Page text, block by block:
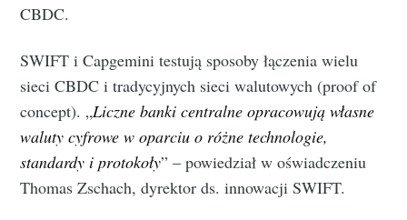
CBDC.
SWIFT i Capgemini testują sposoby łączenia wielu
sieci CBDC i tradycyjnych sieci walutowych (proof of
concept). „Liczne banki centralne opracowują własne
waluty cyfrowe w oparciu o różne technologie,
standardy i protokoły” – powiedział w oświadczeniu
Thomas Zschach, dyrektor ds. innowacji SWIFT.